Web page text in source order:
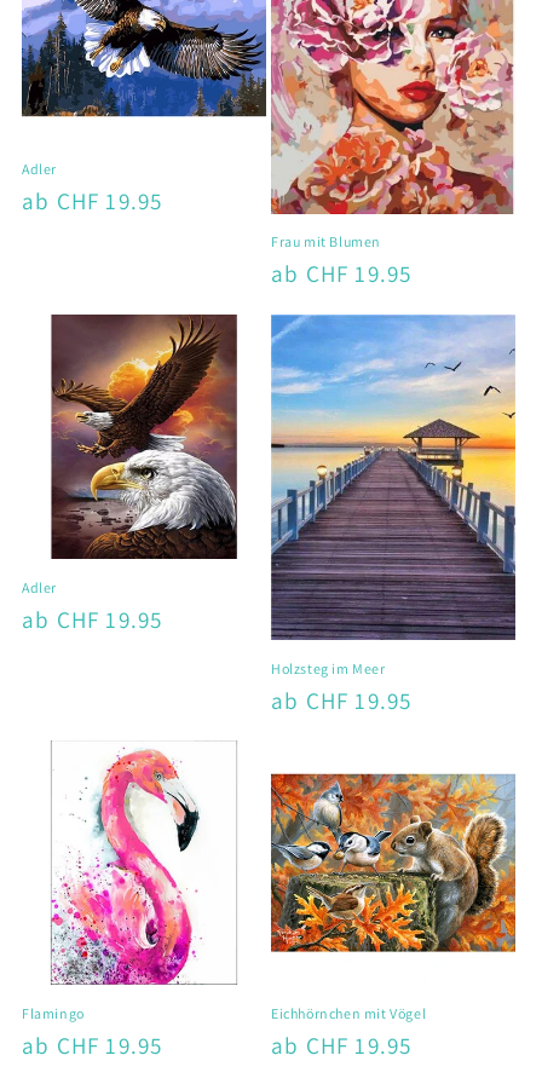
Adler
Normaler
ab CHF 19.95
Frau mit Blumen
Normaler
Preis
ab CHF 19.95
Adler
Normaler
ab CHF 19.95
Holzsteg im Meer
Normaler
ab CHF 19.95
Flamingo
Normaler
ab CHF 19.95
Eichhörnchen mit Vögel
Normaler
ab CHF 19.95